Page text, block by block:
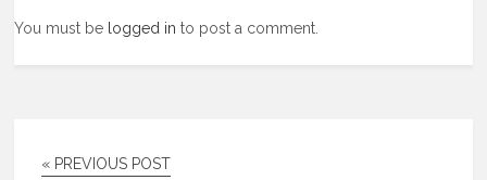
You must be logged in to post a comment.
« PREVIOUS POST